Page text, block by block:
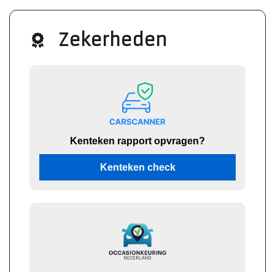
Zekerheden
Kenteken rapport opvragen?
Kenteken check